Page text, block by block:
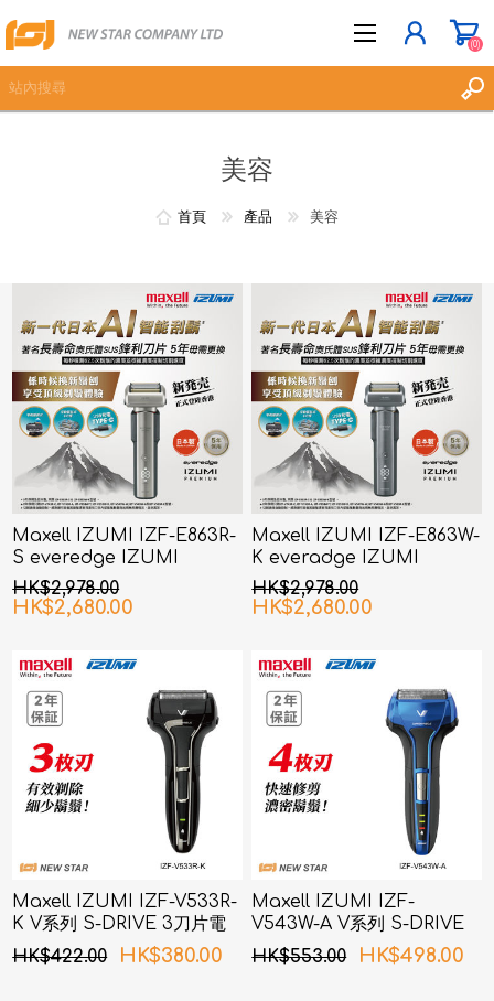
(0)
美容
首頁 產品 美容
Maxell IZUMI IZF-E863R-
S everedge IZUMI
Premium 系列 6刀片AI智能
感應技術電鬚刨 (銀色)
HK$2,978.00
HK$2,680.00
Maxell IZUMI IZF-E863W-
K everadge IZUMI
Premium 系列 6刀片AI智能
感應技術電鬚刨 (黑鎳色)
HK$2,978.00
HK$2,680.00
Maxell IZUMI IZF-V533R-
K V系列 S-DRIVE 3刀片電
鬚刨 (黑色)
HK$422.00 HK$380.00
Maxell IZUMI IZF-
V543W-A V系列 S-DRIVE
4刀片電鬚刨 (藍色)
HK$553.00 HK$498.00